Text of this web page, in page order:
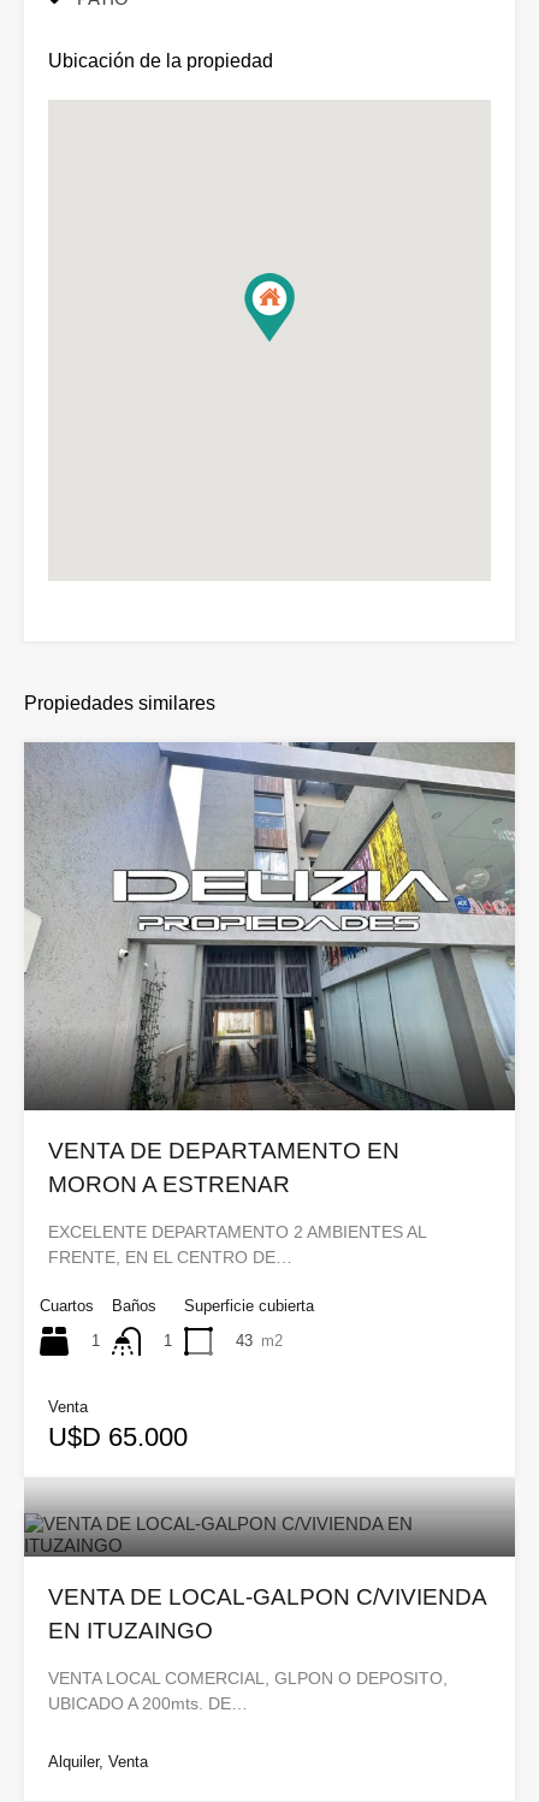
Ubicación de la propiedad
Propiedades similares
VENTA DE DEPARTAMENTO EN
MORON A ESTRENAR
EXCELENTE DEPARTAMENTO 2 AMBIENTES AL
FRENTE, EN EL CENTRO DE…
Cuartos
1
Baños
1
Superficie cubierta
43 m2
Venta
U$D 65.000
VENTA DE LOCAL-GALPON C/VIVIENDA
EN ITUZAINGO
VENTA LOCAL COMERCIAL, GLPON O DEPOSITO,
UBICADO A 200mts. DE…
Alquiler, Venta